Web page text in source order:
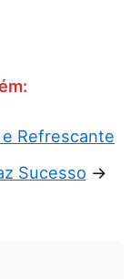
Refrescante
Sucesso →